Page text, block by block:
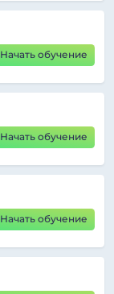
Начать обучение
Начать обучение
Начать обучение